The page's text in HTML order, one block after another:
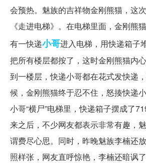
会预热。魅族的吉祥物金刚熊猫，这
《走进电梯》。在电梯里面，金刚熊
有一快递小哥进入电梯，用快递箱子
把所有楼层都按了，这时金刚熊猫内
到一楼层，快递小哥都在花式发快递
候，金刚熊猫终于忍不住，怒揍快递
小哥“横尸”电梯里，快递箱子摆成了
来之后，不少网友都表示非常有趣，
谓费尽心思。同时，昨晚魅族李楠还
照样张，网友直呼惊艳，李楠还暗讽